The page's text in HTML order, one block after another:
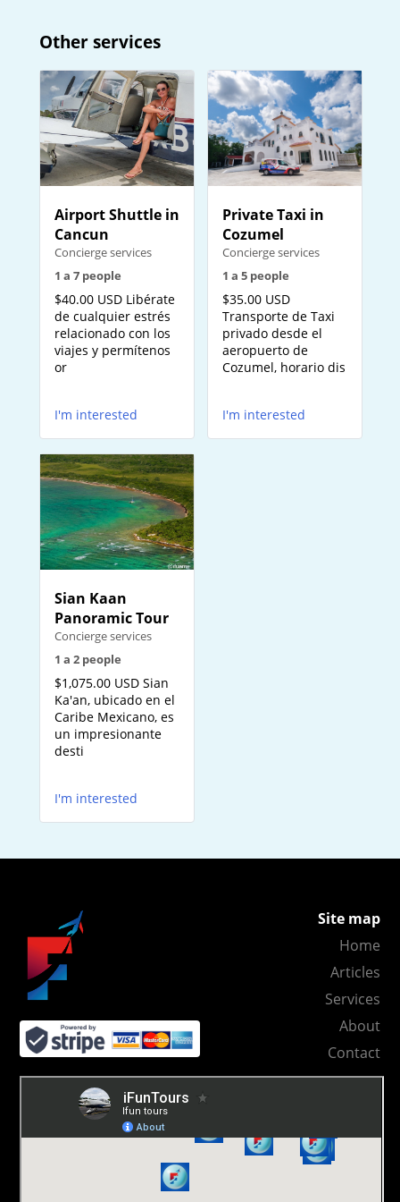
Other services
Airport Shuttle in
Cancun
Concierge services
1 a 7 people
$40.00 USD Libérate
de cualquier estrés
relacionado con los
viajes y permítenos
or
I'm interested
Private Taxi in
Cozumel
Concierge services
1 a 5 people
$35.00 USD
Transporte de Taxi
privado desde el
aeropuerto de
Cozumel, horario dis
I'm interested
Sian Kaan
Panoramic Tour
Concierge services
1 a 2 people
$1,075.00 USD Sian
Ka'an, ubicado en el
Caribe Mexicano, es
un impresionante
desti
I'm interested
Site map
Home
Articles
Services
About
Contact